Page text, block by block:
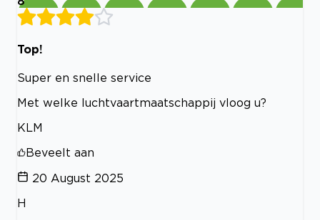
Top!
Super en snelle service
Met welke luchtvaartmaatschappij vloog u?
KLM
Beveelt aan
20 August 2025
H